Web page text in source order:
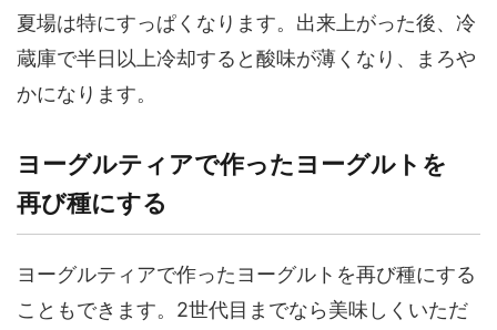
夏場は特にすっぱくなります。出来上がった後、冷
蔵庫で半日以上冷却すると酸味が薄くなり、まろや
かになります。
ヨーグルティアで作ったヨーグルトを
再び種にする
ヨーグルティアで作ったヨーグルトを再び種にする
こともできます。2世代目までなら美味しくいただ